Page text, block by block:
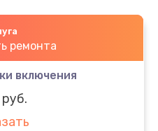
ремонта
включения